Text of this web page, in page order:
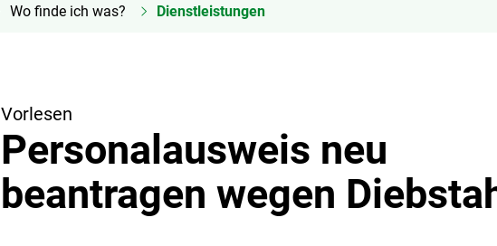
Wo finde ich was? Dienstleistungen
Vorlesen
Personalausweis neu
beantragen wegen